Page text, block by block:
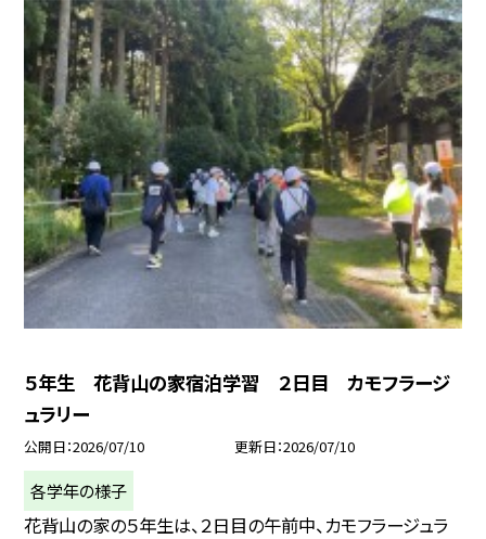
５年生 花背山の家宿泊学習 ２日目 カモフラージ
ュラリー
公開日 2026/07/10 更新日 2026/07/10
各学年の様子
花背山の家の５年生は、２日目の午前中、カモフラージュラ